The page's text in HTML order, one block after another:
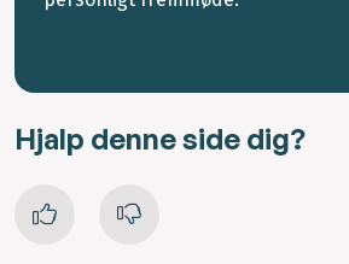
Hjalp denne side dig?